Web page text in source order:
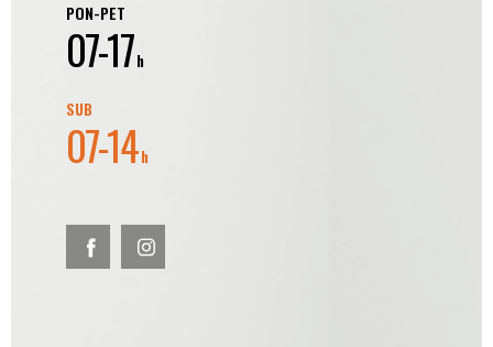
PON-PET
07-17h
SUB
07-14h